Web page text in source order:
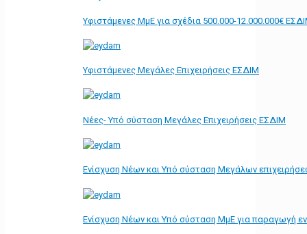
Υφιστάμενες ΜμΕ για σχέδια 500.000-12.000.000€
Υφιστάμενες Μεγάλες Επιχειρήσεις ΕΣΔΙΜ
Νέες- Υπό σύσταση Μεγάλες Επιχειρήσεις ΕΣΔΙΜ
Ενίσχυση Νέων και Υπό σύσταση Μεγάλων
Ενίσχυση Νέων και Υπό σύσταση ΜμΕ για παραγωγή